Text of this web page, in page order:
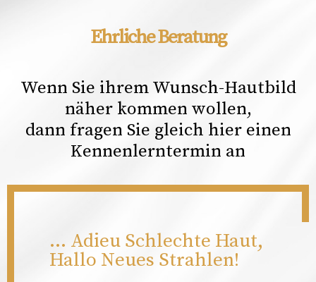
Ehrliche Beratung
Wenn Sie ihrem Wunsch-Hautbild
näher kommen wollen,
dann fragen Sie gleich hier einen
Kennenlerntermin an
... Adieu Schlechte Haut,
Hallo Neues Strahlen!